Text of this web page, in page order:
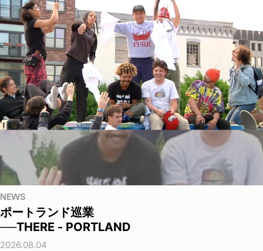
NEWS
ポートランド巡業
──THERE - PORTLAND
2026.08.04